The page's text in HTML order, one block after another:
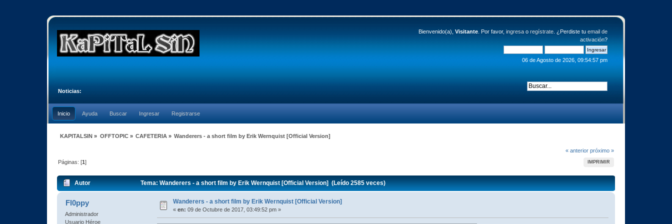
Bienvenido(a), Visitante. Por favor, ingresao regístrate. ¿Perdiste tu email de
activación?
06 de Agosto de 2026, 09:54:57 pm
Noticias:
Inicio Ayuda Buscar Ingresar Registrarse
KAPITALSIN » OFFTOPIC» CAFETERIA » Wanderers - a short film by Erik Wernquist [Official Version]
« anterior próximo »
IMPRIMIR
Páginas: [1]
Autor Tema: Wanderers - a short film by Erik Wernquist [Official Version] (Leído 2585 veces)
Fl0ppy
Administrador
Usuario Héroe
Wanderers - a short film by Erik Wernquist [Official Version]
«en: 09 de Octubre de 2017, 03:49:52 pm »